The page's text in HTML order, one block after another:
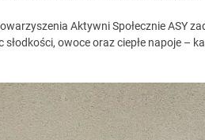
Aktywni Społecznie ASY
owoce oraz ciepłe napoje –